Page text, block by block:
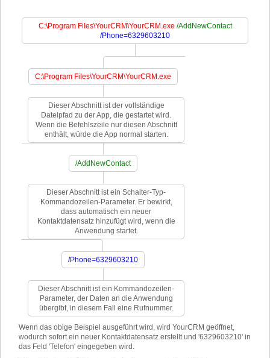
C:\Program Files\YourCRM\YourCRM.exe /AddNewContact
/Phone=6329603210
C:\Program Files\YourCRM\YourCRM.exe
Dieser Abschnitt ist der vollständige
Dateipfad zu der App, die gestartet wird.
Wenn die Befehlszeile nur diesen Abschnitt
enthält, würde die App normal starten.
/AddNewContact
Dieser Abschnitt ist ein Schalter-Typ-
Kommandozeilen-Parameter. Er bewirkt,
dass automatisch ein neuer
Kontaktdatensatz hinzufügt wird, wenn die
Anwendung startet.
/Phone=6329603210
Dieser Abschnitt ist ein Kommandozeilen-
Parameter, der Daten an die Anwendung
übergibt, in diesem Fall eine Rufnummer.
Wenn das obige Beispiel ausgeführt wird, wird YourCRM geöffnet,
wodurch sofort ein neuer Kontaktdatensatz erstellt und '6329603210' in
das Feld 'Telefon' eingegeben wird.